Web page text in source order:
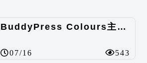
BuddyPress Colours主题汉化包
07/16 543